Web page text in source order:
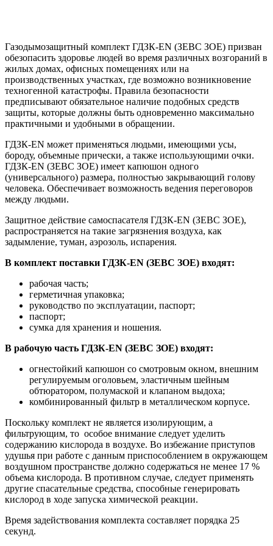
Газодымозащитный комплект ГДЗК-EN (ЗЕВС ЗOЕ) призван
обезопасить здоровье людей во время различных возгораний в
жилых домах, офисных помещениях или на
производственных участках, где возможно возникновение
техногенной катастрофы. Правила безопасности
предписывают обязательное наличие подобных средств
защиты, которые должны быть одновременно максимально
практичными и удобными в обращении.
ГДЗК-EN может применяться людьми, имеющими усы,
бороду, объемные прически, а также использующими очки.
ГДЗК-EN (ЗЕВС ЗOЕ) имеет капюшон одного
(универсального) размера, полностью закрывающий голову
человека. Обеспечивает возможность ведения переговоров
между людьми.
Защитное действие самоспасателя ГДЗК-EN (ЗЕВС ЗOЕ),
распространяется на такие загрязнения воздуха, как
задымление, туман, аэрозоль, испарения.
В комплект поставки ГДЗК-EN (ЗЕВС ЗOЕ) входят:
рабочая часть;
герметичная упаковка;
руководство по эксплуатации, паспорт;
паспорт;
сумка для хранения и ношения.
В рабочую часть ГДЗК-EN (ЗЕВС ЗOЕ) входят:
огнестойкий капюшон со смотровым окном, внешним
регулируемым оголовьем, эластичным шейным
обтюратором, полумаской и клапаном выдоха;
комбинированный фильтр в металлическом корпусе.
Поскольку комплект не является изолирующим, а
фильтрующим, то особое внимание следует уделить
содержанию кислорода в воздухе. Во избежание приступов
удушья при работе с данным приспособлением в окружающем
воздушном пространстве должно содержаться не менее 17 %
объема кислорода. В противном случае, следует применять
другие спасательные средства, способные генерировать
кислород в ходе запуска химической реакции.
Время задействования комплекта составляет порядка 25
секунд.